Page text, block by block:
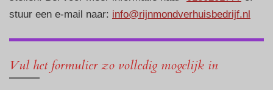
stuur een e-mail naar: info@rijnmondverhuisbedrijf.nl
Vul het formulier zo volledig mogelijk in